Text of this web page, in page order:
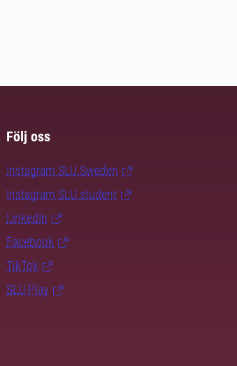
Följ oss
Instagram SLU.Sweden
Instagram SLU.student
LinkedIn
Facebook
TikTok
SLU Play